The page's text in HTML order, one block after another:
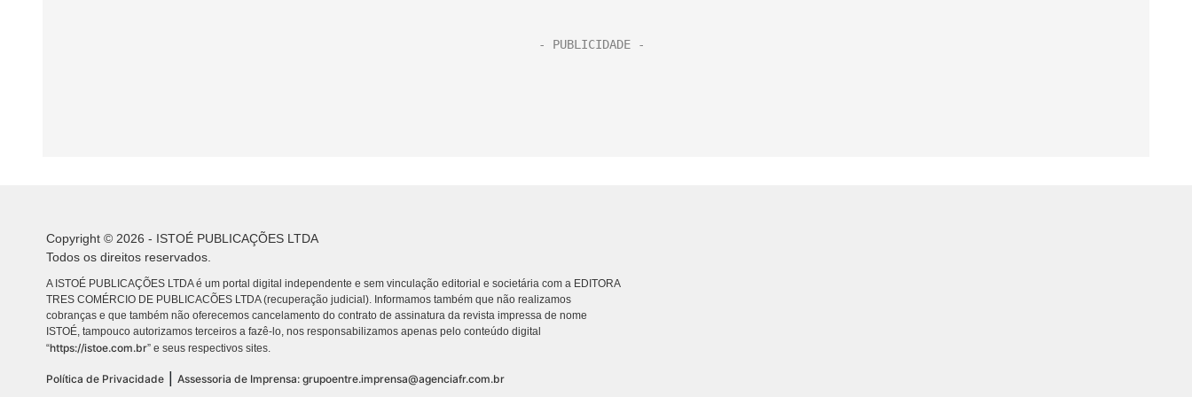
Copyright © 2026 - ISTOÉ PUBLICAÇÕES LTDA
Todos os direitos reservados.
A ISTOÉ PUBLICAÇÕES LTDA é um portal digital independente e sem vinculação editorial e societária com a EDITORA
TRES COMÉRCIO DE PUBLICACÕES LTDA (recuperação judicial). Informamos também que não realizamos
cobranças e que também não oferecemos cancelamento do contrato de assinatura da revista impressa de nome
ISTOÉ, tampouco autorizamos terceiros a fazê-lo, nos responsabilizamos apenas pelo conteúdo digital
“https://istoe.com.br” e seus respectivos sites.
Política de Privacidade Assessoria de Imprensa: grupoentre.imprensa@agenciafr.com.br